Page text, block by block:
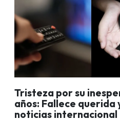
Tristeza por su
años: Fallece querida
noticias internacional